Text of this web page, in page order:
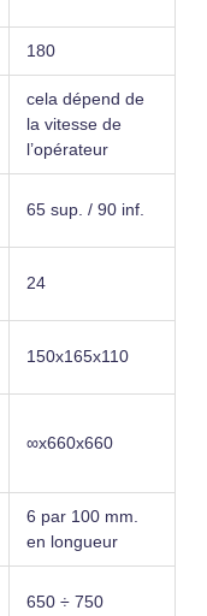
180
cela dépend de
la vitesse de
l’opérateur
65 sup. / 90 inf.
24
150x165x110
∞x660x660
6 par 100 mm.
en longueur
650 ÷ 750